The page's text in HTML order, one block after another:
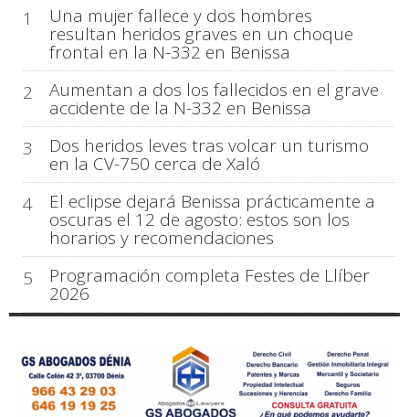
1 Una mujer fallece y dos hombres
resultan heridos graves en un choque
frontal en la N-332 en Benissa
2
Aumentan a dos los fallecidos en el grave
accidente de la N-332 en Benissa
3
Dos heridos leves tras volcar un turismo
en la CV-750 cerca de Xaló
4
El eclipse dejará Benissa prácticamente a
oscuras el 12 de agosto: estos son los
horarios y recomendaciones
5
Programación completa Festes de Llíber
2026